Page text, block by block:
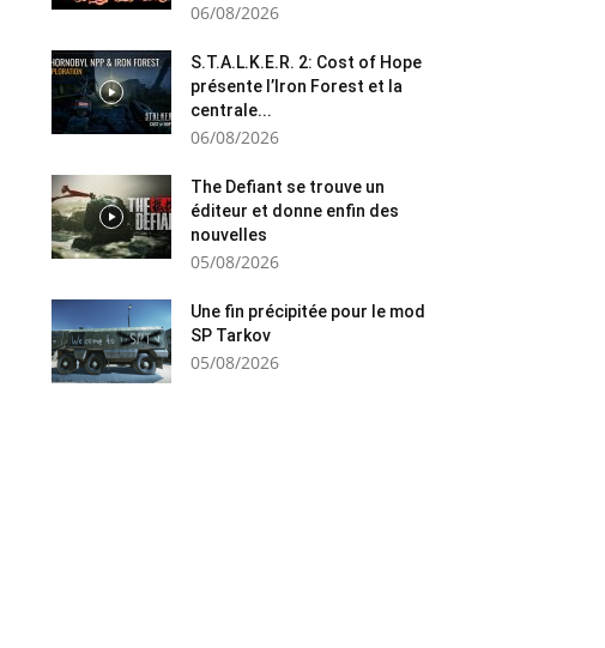
06/08/2026
S.T.A.L.K.E.R. 2: Cost of Hope
présente l’Iron Forest et la
centrale...
06/08/2026
The Defiant se trouve un
éditeur et donne enfin des
nouvelles
05/08/2026
Une fin précipitée pour le mod
SP Tarkov
05/08/2026